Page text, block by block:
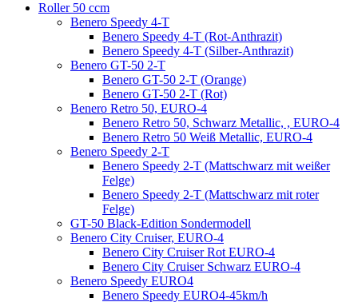
Roller 50 ccm
Benero Speedy 4-T
Benero Speedy 4-T (Rot-Anthrazit)
Benero Speedy 4-T (Silber-Anthrazit)
Benero GT-50 2-T
Benero GT-50 2-T (Orange)
Benero GT-50 2-T (Rot)
Benero Retro 50, EURO-4
Benero Retro 50, Schwarz Metallic, , EURO-4
Benero Retro 50 Weiß Metallic, EURO-4
Benero Speedy 2-T
Benero Speedy 2-T (Mattschwarz mit weißer
Felge)
Benero Speedy 2-T (Mattschwarz mit roter
Felge)
GT-50 Black-Edition Sondermodell
Benero City Cruiser, EURO-4
Benero City Cruiser Rot EURO-4
Benero City Cruiser Schwarz EURO-4
Benero Speedy EURO4
Benero Speedy EURO4-45km/h